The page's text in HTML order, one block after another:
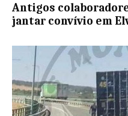
Antigos
jantar convívio em